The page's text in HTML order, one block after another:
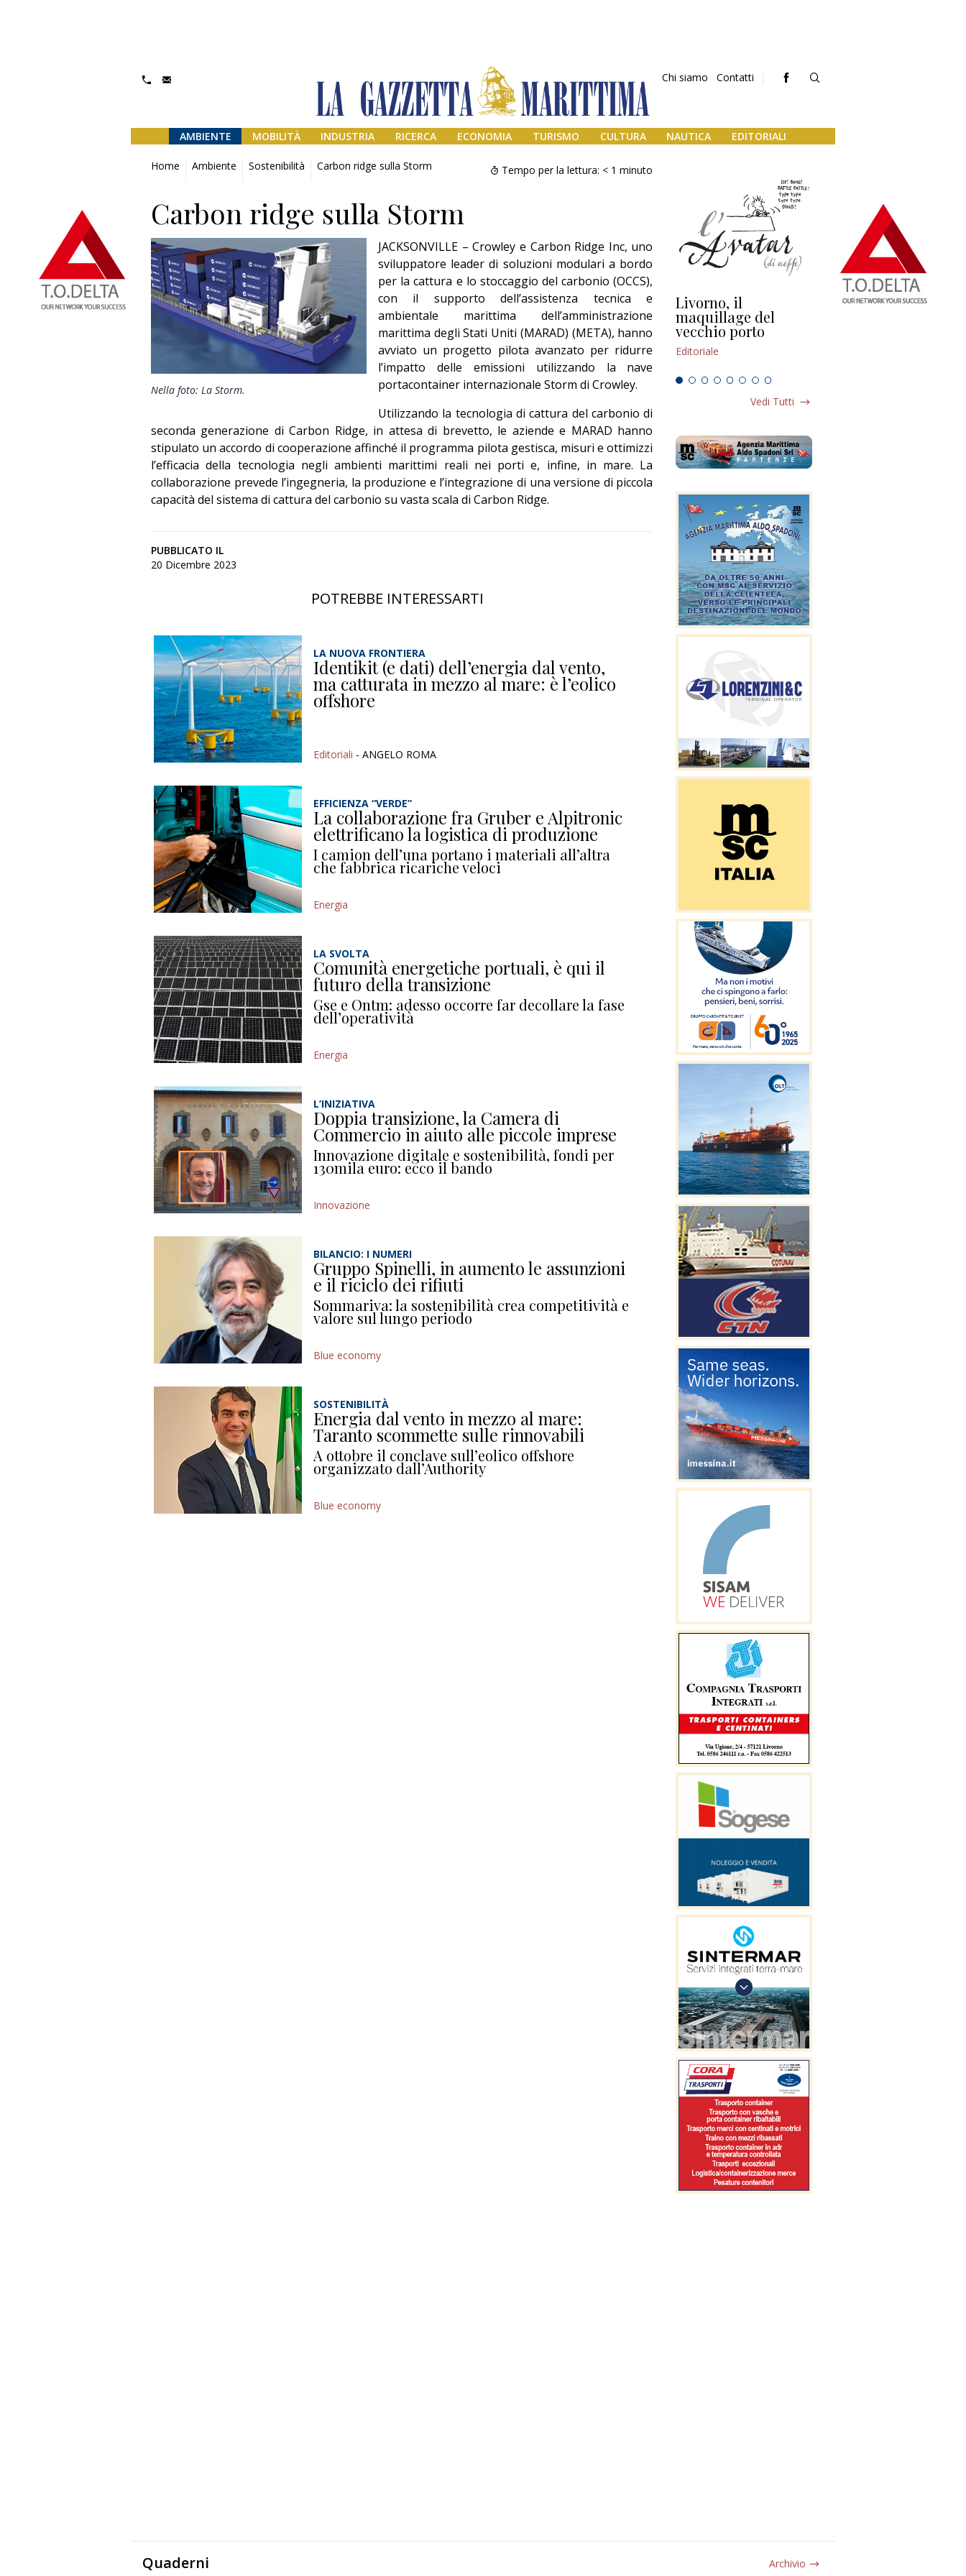
Chi siamo Contatti
AMBIENTE MOBILITÀ INDUSTRIA RICERCA ECONOMIA TURISMO CULTURA NAUTICA EDITORIALI
Home Ambiente Sostenibilità Carbon ridge sulla Storm Tempo per la lettura: < 1 minuto
Carbon ridge sulla Storm
Nella foto: La Storm.
JACKSONVILLE – Crowley e Carbon Ridge Inc, uno
sviluppatore leader di soluzioni modulari a bordo
per la cattura e lo stoccaggio del carbonio (OCCS),
con il supporto dell’assistenza tecnica e
ambientale marittima dell’amministrazione
marittima degli Stati Uniti (MARAD) (META), hanno
avviato un progetto pilota avanzato per ridurre
l’impatto delle emissioni utilizzando la nave
portacontainer internazionale Storm di Crowley.
Utilizzando la tecnologia di cattura del carbonio di
seconda generazione di Carbon Ridge, in attesa di brevetto, le aziende e MARAD hanno
stipulato un accordo di cooperazione affinché il programma pilota gestisca, misuri e ottimizzi
l’efficacia della tecnologia negli ambienti marittimi reali nei porti e, infine, in mare. La
collaborazione prevede l’ingegneria, la produzione e l’integrazione di una versione di piccola
capacità del sistema di cattura del carbonio su vasta scala di Carbon Ridge.
PUBBLICATO IL
20 Dicembre 2023
POTREBBE INTERESSARTI
LA NUOVA FRONTIERA
Identikit (e dati) dell’energia dal vento,
ma catturata in mezzo al mare: è l’eolico
offshore
Editoriali - ANGELO ROMA
EFFICIENZA “VERDE”
La collaborazione fra Gruber e Alpitronic
elettrificano la logistica di produzione
I camion dell’una portano i materiali all’altra
che fabbrica ricariche veloci
Energia
LA SVOLTA
Comunità energetiche portuali, è qui il
futuro della transizione
Gse e Ontm: adesso occorre far decollare la fase
dell’operatività
Energia
L’INIZIATIVA
Doppia transizione, la Camera di
Commercio in aiuto alle piccole imprese
Innovazione digitale e sostenibilità, fondi per
130mila euro: ecco il bando
Innovazione
BILANCIO: I NUMERI
Gruppo Spinelli, in aumento le assunzioni
e il riciclo dei rifiuti
Sommariva: la sostenibilità crea competitività e
valore sul lungo periodo
Blue economy
SOSTENIBILITÀ
Energia dal vento in mezzo al mare:
Taranto scommette sulle rinnovabili
A ottobre il conclave sull’eolico offshore
organizzato dall’Authority
Blue economy
Addio amico
Giorgio
Editoriale
Livorno, il
maquillage del
vecchio porto
Editoriale
L’uscita di scena di
Vedi Tutti
Quaderni Archivio